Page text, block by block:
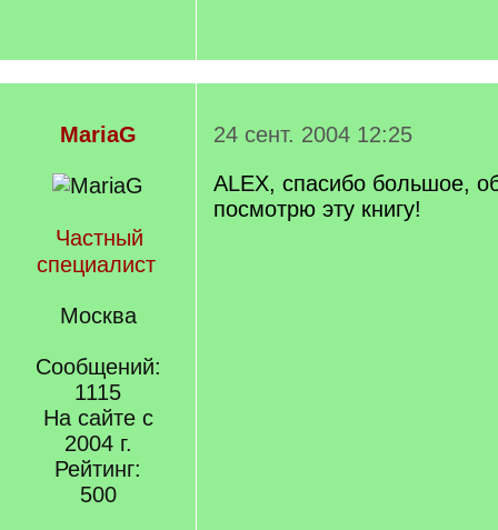
MariaG
Частный
специалист
Москва
Сообщений:
1115
На сайте с
2004 г.
Рейтинг:
500
24 сент. 2004 12:25
ALEX, спасибо большое,
посмотрю эту книгу!